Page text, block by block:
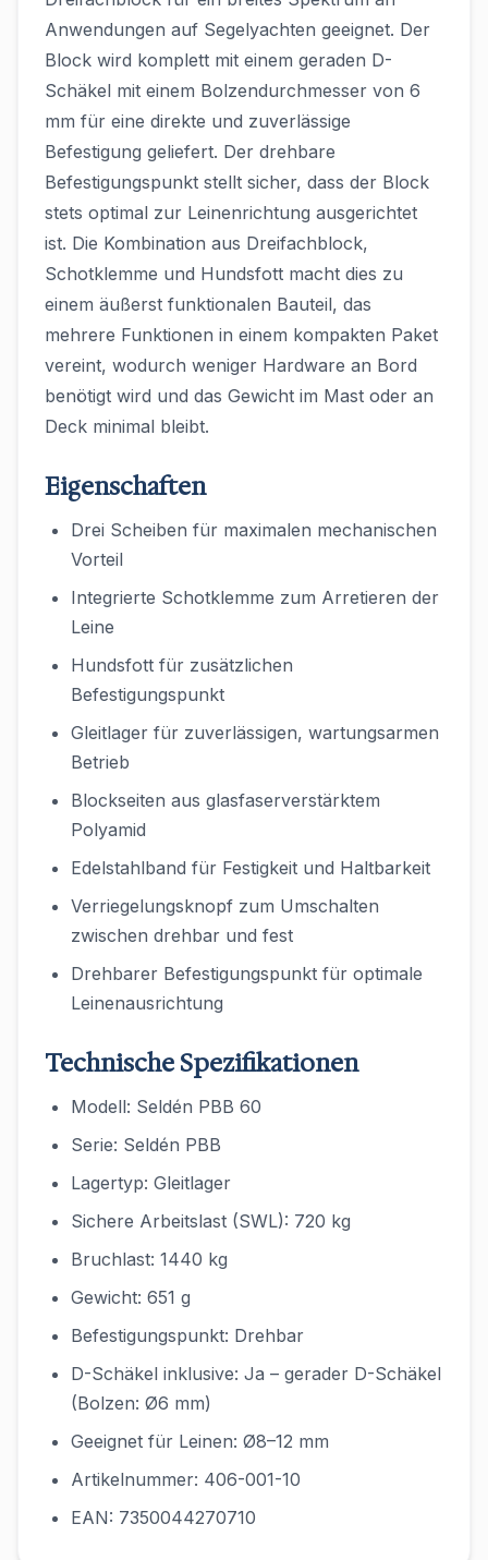
Anwendungen auf Segelyachten geeignet. Der
Block wird komplett mit einem geraden D-
Schäkel mit einem Bolzendurchmesser von 6
mm für eine direkte und zuverlässige
Befestigung geliefert. Der drehbare
Befestigungspunkt stellt sicher, dass der Block
stets optimal zur Leinenrichtung ausgerichtet
ist. Die Kombination aus Dreifachblock,
Schotklemme und Hundsfott macht dies zu
einem äußerst funktionalen Bauteil, das
mehrere Funktionen in einem kompakten Paket
vereint, wodurch weniger Hardware an Bord
benötigt wird und das Gewicht im Mast oder an
Deck minimal bleibt.
Eigenschaften
Drei Scheiben für maximalen mechanischen
Vorteil
Integrierte Schotklemme zum Arretieren der
Leine
Hundsfott für zusätzlichen
Befestigungspunkt
Gleitlager für zuverlässigen, wartungsarmen
Betrieb
Blockseiten aus glasfaserverstärktem
Polyamid
Edelstahlband für Festigkeit und Haltbarkeit
Verriegelungsknopf zum Umschalten
zwischen drehbar und fest
Drehbarer Befestigungspunkt für optimale
Leinenausrichtung
Technische Spezifikationen
Modell: Seldén PBB 60
Serie: Seldén PBB
Lagertyp: Gleitlager
Sichere Arbeitslast (SWL): 720 kg
Bruchlast: 1440 kg
Gewicht: 651 g
Befestigungspunkt: Drehbar
D-Schäkel inklusive: Ja – gerader D-Schäkel
(Bolzen: Ø6 mm)
Geeignet für Leinen: Ø8–12 mm
Artikelnummer: 406-001-10
EAN: 7350044270710